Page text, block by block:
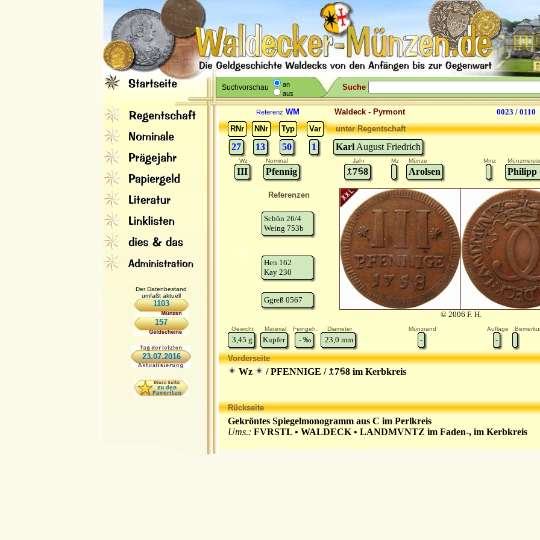
Suchvorschau
an
aus
Suche
Der Datenbestand
umfaßt aktuell
1103
157
23.07.2016
Referenz WM Waldeck - Pyrmont
0023 / 0110
RNr
NNr Typ Var
27 13 50 1
unter Regentschaft
Karl August Friedrich
Wz Nominal Jahr Mz Münze Mmz
III Pfennig 7 8 Arolsen Philipp
Referenzen
Schön 26/4
Weing 753b
Hen 162
Kay 230
Ggreß 0567
© 2006 F. H.
Gewicht Material Feingeh. Diameter Münzrand Auflage
3,45 g Kupfer - ‰ 23,0 mm - -
Vorderseite
Wz / PFENNIGE / 7 8 im Kerbkreis
Rückseite
Gekröntes Spiegelmonogramm aus C im Perlkreis
Ums.: FVRSTL • WALDECK • LANDMVNTZ im Faden-, im Kerbkreis